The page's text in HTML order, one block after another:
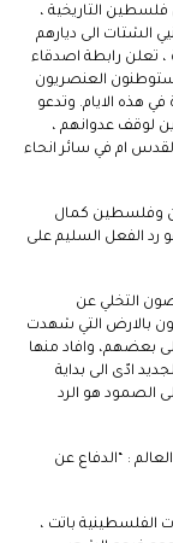
فلسطين التاريخية ،
الشتات الى ديارهم
تعلن رابطة اصدقاء
العنصريون
هذه الايام. وتدعو
لوقف عدوانهم ،
ام في سائر انحاء
وفلسطين كمال
هو رد الفعل السليم على
التخلي عن
بالارض التي شهدت
بعضهم، وافاد منها
ادّى الى بداية
الصمود هو الرد
في العالم : “الدفاع عن
الفلسطينية باتت ،